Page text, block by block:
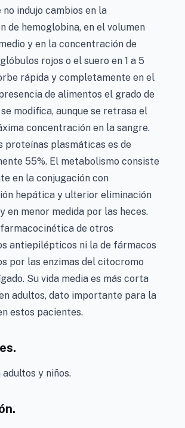
no indujo cambios en la
de hemoglobina, en el volumen
y en la concentración de
rojos o el suero en 1 a 5
rápida y completamente en el
de alimentos el grado de
modifica, aunque se retrasa el
concentración en la sangre.
proteínas plasmáticas es de
55%. El metabolismo consiste
en la conjugación con
hepática y ulterior eliminación
en menor medida por las heces.
de otros
antiepilépticos ni la de fármacos
por las enzimas del citocromo
Su vida media es más corta
adultos, dato importante para la
estos pacientes.
y niños.